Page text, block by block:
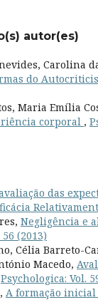
autor(es)
Carolina
do
Maria Emília
corporal ,
das
Negligência e
(2013)
Célia Barreto-
Macedo,
Psychologica: Vol.
A formação inicial